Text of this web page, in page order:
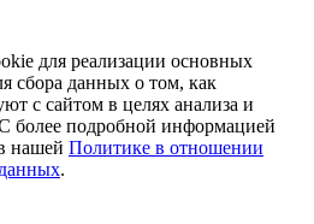
для реализации основных
сбора данных о том, как
с сайтом в целях анализа и
более подробной информацией
нашей Политике в отношении
.